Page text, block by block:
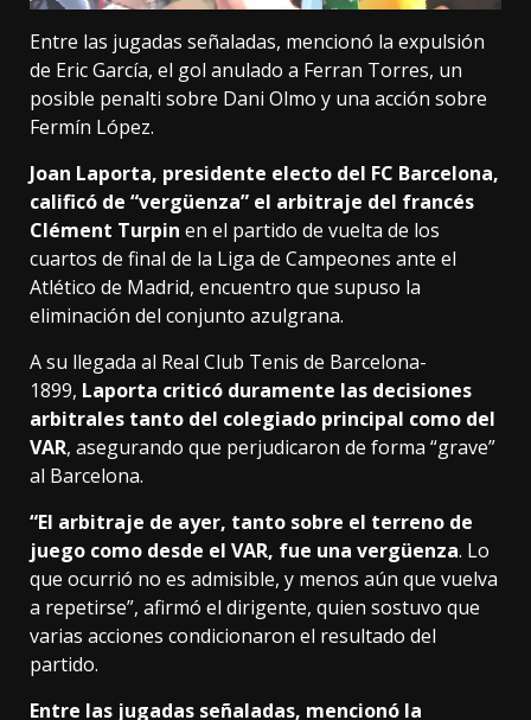
Entre las jugadas señaladas, mencionó la expulsión
de Eric García, el gol anulado a Ferran Torres, un
posible penalti sobre Dani Olmo y una acción sobre
Fermín López.
Joan Laporta, presidente electo del FC Barcelona,
calificó de “vergüenza” el arbitraje del francés
Clément Turpin en el partido de vuelta de los
cuartos de final de la Liga de Campeones ante el
Atlético de Madrid, encuentro que supuso la
eliminación del conjunto azulgrana.
A su llegada al Real Club Tenis de Barcelona-
1899, Laporta criticó duramente las decisiones
arbitrales tanto del colegiado principal como del
VAR, asegurando que perjudicaron de forma “grave”
al Barcelona.
“El arbitraje de ayer, tanto sobre el terreno de
juego como desde el VAR, fue una vergüenza. Lo
que ocurrió no es admisible, y menos aún que vuelva
a repetirse”, afirmó el dirigente, quien sostuvo que
varias acciones condicionaron el resultado del
partido.
Entre las jugadas señaladas, mencionó la